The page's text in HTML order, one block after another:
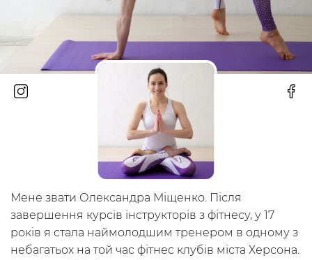
Мене звати Олександра Міщенко. Після
завершення курсів інструкторів з фітнесу, у 17
років я стала наймолодшим тренером в одному з
небагатьох на той час фітнес клубів міста Херсона.